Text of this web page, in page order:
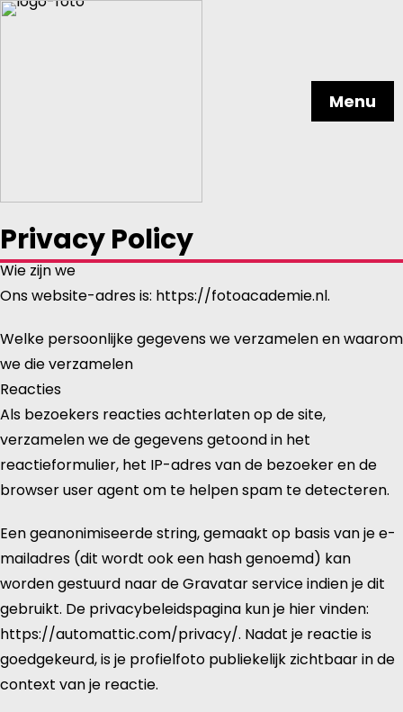
Menu
Privacy Policy
Wie zijn we
Ons website-adres is: https://fotoacademie.nl.
Welke persoonlijke gegevens we verzamelen en waarom
we die verzamelen
Reacties
Als bezoekers reacties achterlaten op de site,
verzamelen we de gegevens getoond in het
reactieformulier, het IP-adres van de bezoeker en de
browser user agent om te helpen spam te detecteren.
Een geanonimiseerde string, gemaakt op basis van je e-
mailadres (dit wordt ook een hash genoemd) kan
worden gestuurd naar de Gravatar service indien je dit
gebruikt. De privacybeleidspagina kun je hier vinden:
https://automattic.com/privacy/. Nadat je reactie is
goedgekeurd, is je profielfoto publiekelijk zichtbaar in de
context van je reactie.